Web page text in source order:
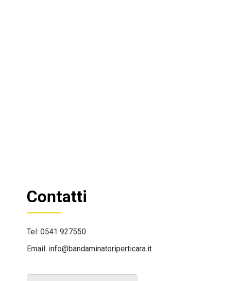
Contatti
Tel: 0541 927550
Email: info@bandaminatoriperticara.it